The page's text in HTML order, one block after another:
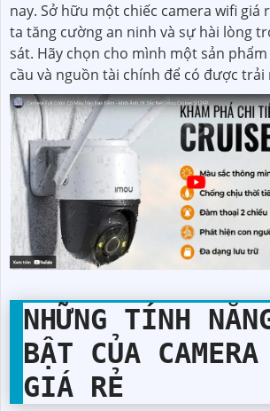
nay. Sở hữu một chiếc camera wifi giá
ta tăng cường an ninh và sự hài lòng
sát. Hãy chọn cho mình một sản
cầu và nguồn tài chính để có được
NHỮNG TÍNH
BẬT CỦA
GIÁ RẺ